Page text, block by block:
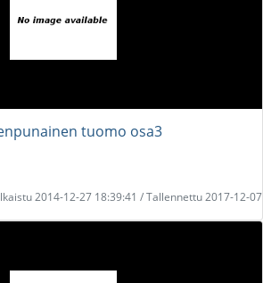
tuomo osa3
2014-12-27 18:39:41 / Tallennettu 2017-12-07